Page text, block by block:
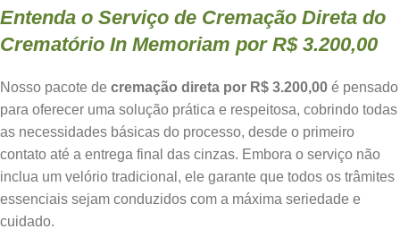
Entenda o Serviço de Cremação Direta do
Crematório In Memoriam por R$ 3.200,00
Nosso pacote de cremação direta por R$ 3.200,00 é pensado
para oferecer uma solução prática e respeitosa, cobrindo todas
as necessidades básicas do processo, desde o primeiro
contato até a entrega final das cinzas. Embora o serviço não
inclua um velório tradicional, ele garante que todos os trâmites
essenciais sejam conduzidos com a máxima seriedade e
cuidado.